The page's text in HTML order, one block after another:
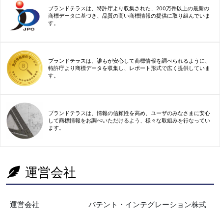
ブランドテラスは、特許庁より収集された、200万件以上の最新の
商標データに基づき、品質の高い商標情報の提供に取り組んでいま
す。
ブランドテラスは、誰もが安心して商標情報を調べられるように、
特許庁より商標データを収集し、レポート形式で広く提供していま
す。
ブランドテラスは、情報の信頼性を高め、ユーザのみなさまに安心
して商標情報をお調べいただけるよう、様々な取組みを行なってい
ます。
運営会社
運営会社
パテント・インテグレーション株式